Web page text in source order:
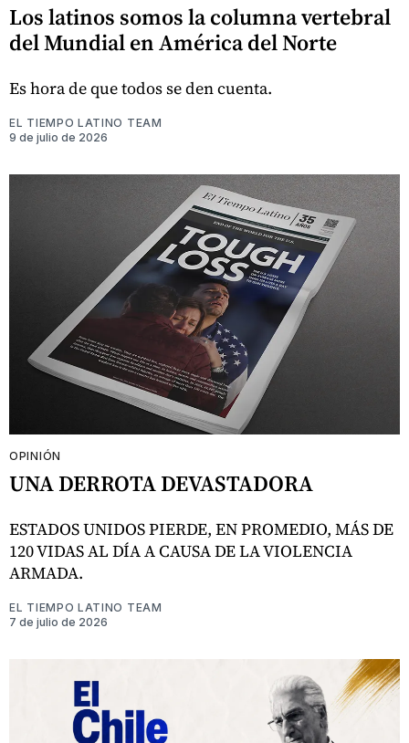
Los latinos somos la columna vertebral
del Mundial en América del Norte
Es hora de que todos se den cuenta.
EL TIEMPO LATINO TEAM
9 de julio de 2026
OPINIÓN
UNA DERROTA DEVASTADORA
ESTADOS UNIDOS PIERDE, EN PROMEDIO, MÁS DE
120 VIDAS AL DÍA A CAUSA DE LA VIOLENCIA
ARMADA.
EL TIEMPO LATINO TEAM
7 de julio de 2026